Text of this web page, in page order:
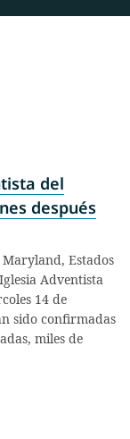
del
después
Estados
Adventista
14 de
sido confirmadas
miles de